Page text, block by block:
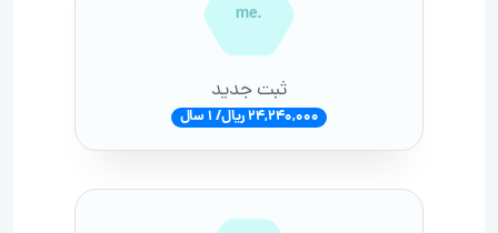
.me
ثبت جدید
24,240,000 ریال/ 1 سال